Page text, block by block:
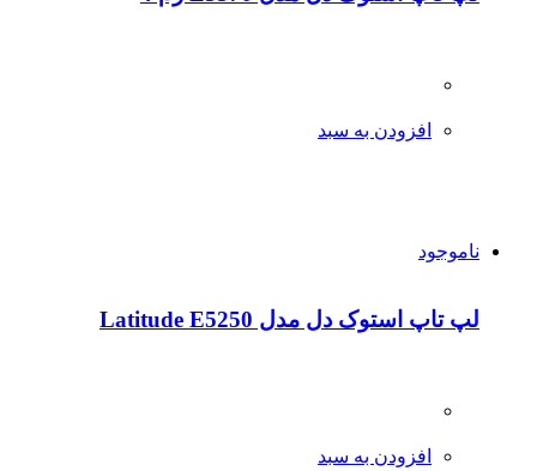
افزودن به سبد
ناموجود
لپ تاپ استوک دل مدل Latitude E5250
افزودن به سبد